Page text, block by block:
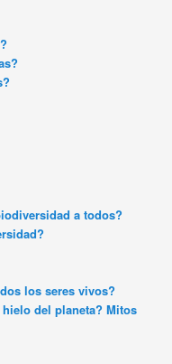
a todos?
los seres vivos?
del planeta? Mitos